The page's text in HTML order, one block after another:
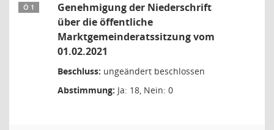
Ö 1
Genehmigung der Niederschrift
über die öffentliche
Marktgemeinderatssitzung vom
01.02.2021
Beschluss: ungeändert beschlossen
Abstimmung: Ja: 18, Nein: 0